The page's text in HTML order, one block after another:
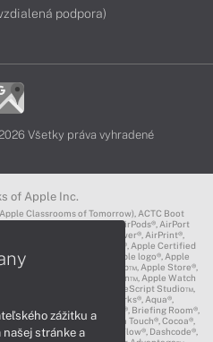
podpora)
Všetky práva vyhradené
of Apple Inc.
Classrooms of Tomorrow), ACTC Boot
AirPlay®, AirPods Pro™, AirPods®, AirPort
Capsule®, AirPort®, AirPower®, AirPrint®,
App Store®, Apple CarPlay®, Apple Certified
Consultants Network℠, Apple logo®, Apple
Apple Remote Desktop™, Apple Store®,
Wallet™, Apple Watch Edition™, Apple Watch
AppleLink™, AppleScript Studio™,
AppleVision™, AppleWorks®, Aqua®,
logo®, Bonjour®, Boot Camp®, Briefing Room®,
Claris®, CloudKit®, Cocoa Touch®, Cocoa®,
Album®, CORE ML®, Cover Flow®, Dashcode®,
zážitku a
stránke a